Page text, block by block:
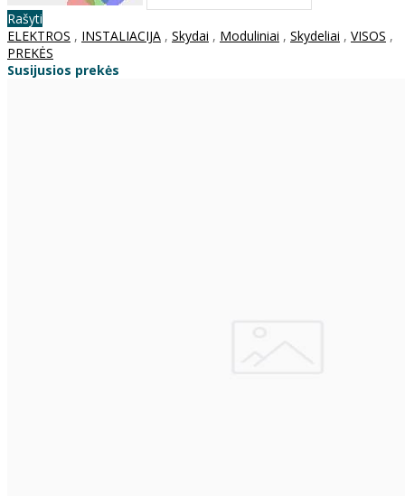
Rašyti
ELEKTROS , INSTALIACIJA , Skydai , Moduliniai , Skydeliai , VISOS ,
PREKĖS
Susijusios prekės